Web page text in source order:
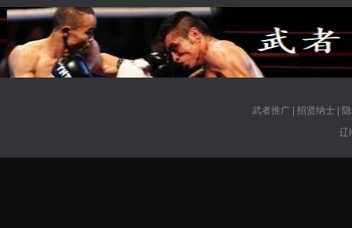
武者推广| 招贤纳士|
辽